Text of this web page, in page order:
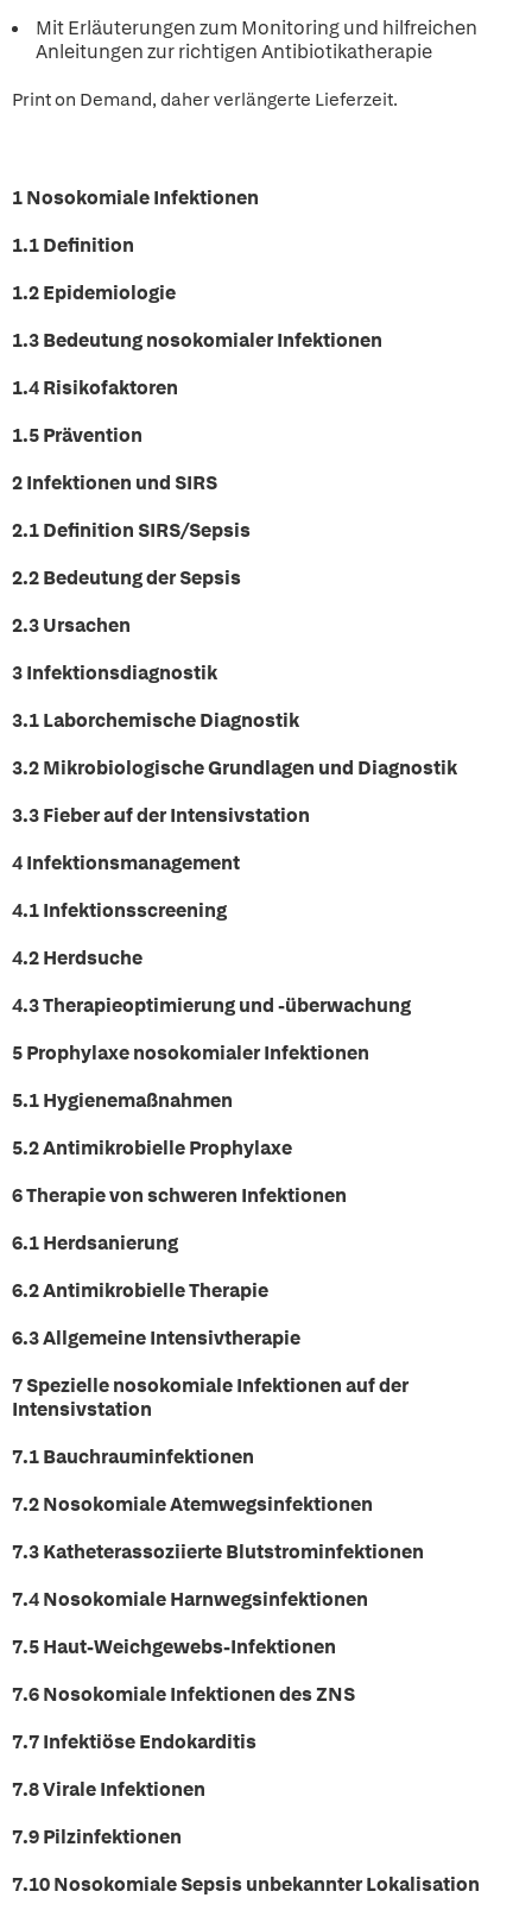
Mit Erläuterungen zum Monitoring und hilfreichen
Anleitungen zur richtigen Antibiotikatherapie
Print on Demand, daher verlängerte Lieferzeit.
1 Nosokomiale Infektionen
1.1 Definition
1.2 Epidemiologie
1.3 Bedeutung nosokomialer Infektionen
1.4 Risikofaktoren
1.5 Prävention
2 Infektionen und SIRS
2.1 Definition SIRS/Sepsis
2.2 Bedeutung der Sepsis
2.3 Ursachen
3 Infektionsdiagnostik
3.1 Laborchemische Diagnostik
3.2 Mikrobiologische Grundlagen und Diagnostik
3.3 Fieber auf der Intensivstation
4 Infektionsmanagement
4.1 Infektionsscreening
4.2 Herdsuche
4.3 Therapieoptimierung und -überwachung
5 Prophylaxe nosokomialer Infektionen
5.1 Hygienemaßnahmen
5.2 Antimikrobielle Prophylaxe
6 Therapie von schweren Infektionen
6.1 Herdsanierung
6.2 Antimikrobielle Therapie
6.3 Allgemeine Intensivtherapie
7 Spezielle nosokomiale Infektionen auf der
Intensivstation
7.1 Bauchrauminfektionen
7.2 Nosokomiale Atemwegsinfektionen
7.3 Katheterassoziierte Blutstrominfektionen
7.4 Nosokomiale Harnwegsinfektionen
7.5 Haut-Weichgewebs-Infektionen
7.6 Nosokomiale Infektionen des ZNS
7.7 Infektiöse Endokarditis
7.8 Virale Infektionen
7.9 Pilzinfektionen
7.10 Nosokomiale Sepsis unbekannter Lokalisation